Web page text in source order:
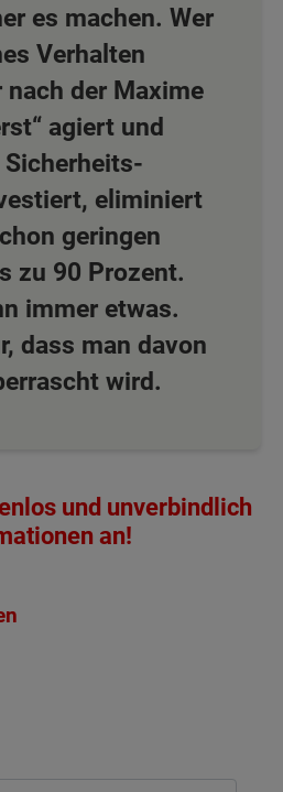
es machen. Wer
Verhalten
der Maxime
agiert und
Sicherheits-
eliminiert
geringen
zu 90 Prozent.
immer etwas.
dass man davon
wird.
und unverbindlich
an!